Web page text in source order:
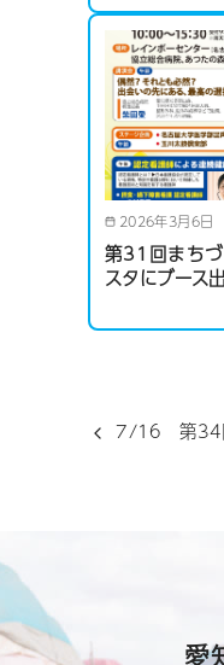
2026年3月6日
第31回まち
スタにブース
7/16 第34回
愛